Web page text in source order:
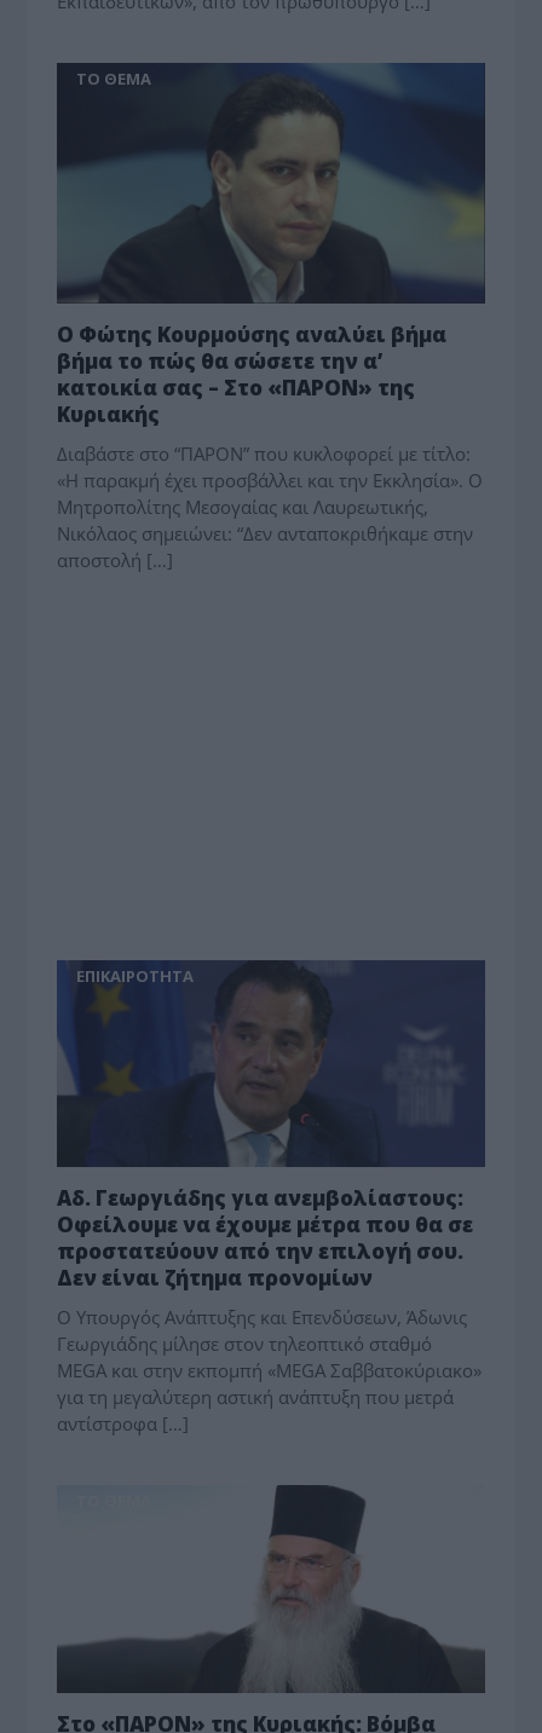
ΤΟ ΘΕΜΑ
Ο Φώτης Κουρμούσης αναλύει βήμα
βήμα το πώς θα σώσετε την α’
κατοικία σας – Στο «ΠΑΡΟΝ» της
Κυριακής
Διαβάστε στο “ΠΑΡΟΝ” που κυκλοφορεί με τίτλο:
«Η παρακμή έχει προσβάλλει και την Εκκλησία». Ο
Μητροπολίτης Μεσογαίας και Λαυρεωτικής,
Νικόλαος σημειώνει: “Δεν ανταποκριθήκαμε στην
αποστολή […]
ΕΠΙΚΑΙΡΟΤΗΤΑ
Αδ. Γεωργιάδης για ανεμβολίαστους:
Οφείλουμε να έχουμε μέτρα που θα σε
προστατεύουν από την επιλογή σου.
Δεν είναι ζήτημα προνομίων
Ο Υπουργός Ανάπτυξης και Επενδύσεων, Άδωνις
Γεωργιάδης μίλησε στον τηλεοπτικό σταθμό
MEGA και στην εκπομπή «MEGA Σαββατοκύριακο»
για τη μεγαλύτερη αστική ανάπτυξη που μετρά
αντίστροφα […]
Στο «ΠΑΡΟΝ» της Κυριακής: Βόμβα